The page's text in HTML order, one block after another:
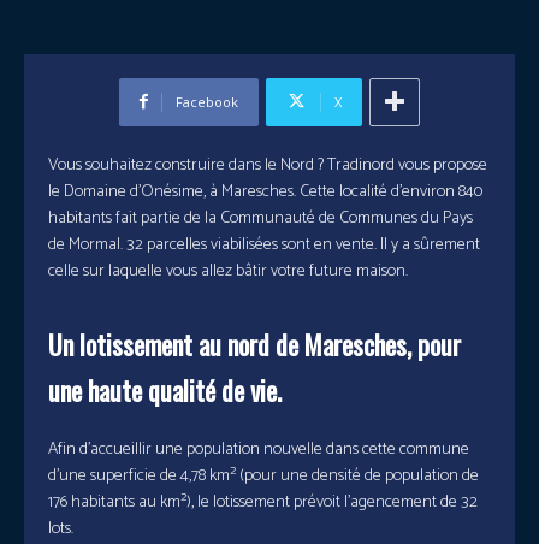
Facebook X
Vous souhaitez construire dans le Nord ? Tradinord vous propose
le Domaine d’Onésime, à Maresches. Cette localité d’environ 840
habitants fait partie de la Communauté de Communes du Pays
de Mormal. 32 parcelles viabilisées sont en vente. Il y a sûrement
celle sur laquelle vous allez bâtir votre future maison.
Un lotissement au nord de Maresches, pour
une haute qualité de vie.
Afin d’accueillir une population nouvelle dans cette commune
d’une superficie de 4,78 km² (pour une densité de population de
176 habitants au km²), le lotissement prévoit l’agencement de 32
lots.